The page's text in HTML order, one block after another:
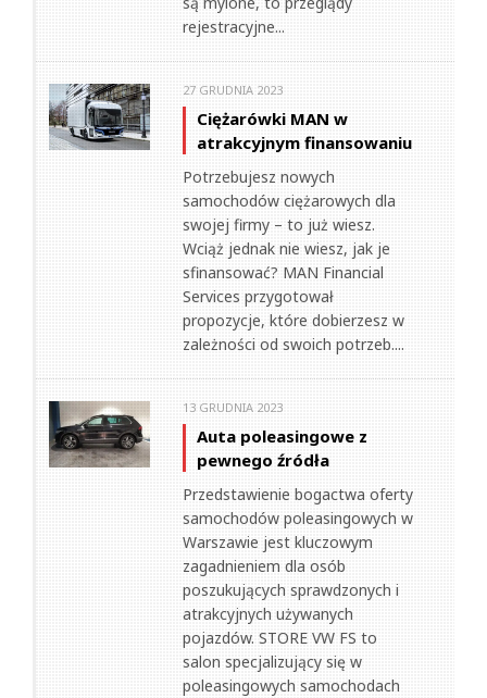
rejestracyjne...
27 GRUDNIA 2023
Ciężarówki MAN w
atrakcyjnym finansowaniu
Potrzebujesz nowych
samochodów ciężarowych dla
swojej firmy – to już wiesz.
Wciąż jednak nie wiesz, jak je
sfinansować? MAN Financial
Services przygotował
propozycje, które dobierzesz w
zależności od swoich potrzeb....
13 GRUDNIA 2023
Auta poleasingowe z
pewnego źródła
Przedstawienie bogactwa oferty
samochodów poleasingowych w
Warszawie jest kluczowym
zagadnieniem dla osób
poszukujących sprawdzonych i
atrakcyjnych używanych
pojazdów. STORE VW FS to
salon specjalizujący się w
poleasingowych samochodach